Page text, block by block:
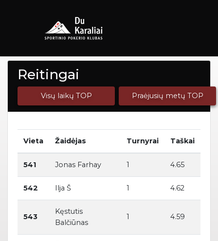
Reitingai
Visų laikų TOP Praėjusių metų TOP
Vieta Žaidėjas Turnyrai Taškai
541 Jonas Farhay 1 4.65
542 Ilja Š 1 4.62
543
Kęstutis
Balčiūnas
1 4.59